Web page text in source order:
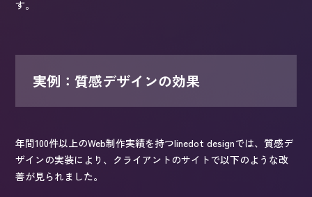
す。
実例：質感デザインの効果
年間100件以上のWeb制作実績を持つlinedot designでは、質感デ
ザインの実装により、クライアントのサイトで以下のような改
善が見られました。